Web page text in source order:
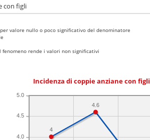
con figli
valore nullo o poco significativo del denominatore
fenomeno rende i valori non significativi
Incidenza di coppie anziane con figli
4.0
4.5
5.0
4.6
4